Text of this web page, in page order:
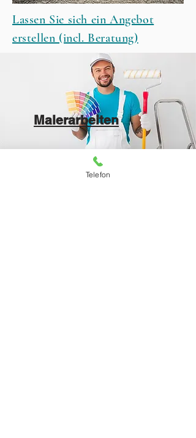
Lassen Sie sich ein Angebot
erstellen (incl. Beratung)
Malerarbeiten
Telefon